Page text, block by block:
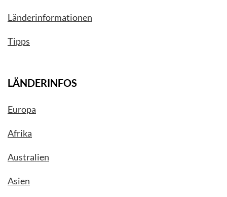
Länderinformationen
Tipps
LÄNDERINFOS
Europa
Afrika
Australien
Asien